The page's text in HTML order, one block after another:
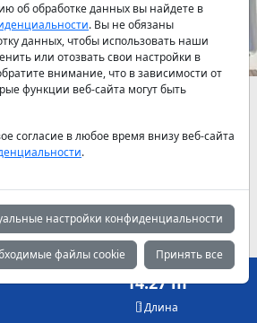
цены по договоренности
Июнь
750 €
Июль
860 € 720 €
14.27 m
Длина
об обработке данных вы найдете в
. Вы не обязаны
данных, чтобы использовать наши
или отозвать свои настройки в
внимание, что в зависимости от
функции веб-сайта могут быть
согласие в любое время внизу веб-сайта
.
настройки конфиденциальности
файлы cookie Принять все